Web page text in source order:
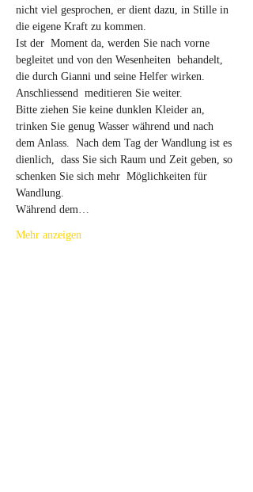
nicht viel gesprochen, er dient dazu, in Stille in
die eigene Kraft zu kommen.
Ist der  Moment da, werden Sie nach vorne
begleitet und von den Wesenheiten  behandelt,
die durch Gianni und seine Helfer wirken.
Anschliessend  meditieren Sie weiter.
Bitte ziehen Sie keine dunklen Kleider an,
trinken Sie genug Wasser während und nach
dem Anlass.  Nach dem Tag der Wandlung ist es
dienlich,  dass Sie sich Raum und Zeit geben, so
schenken Sie sich mehr  Möglichkeiten für
Wandlung.
Während dem…
Mehr anzeigen